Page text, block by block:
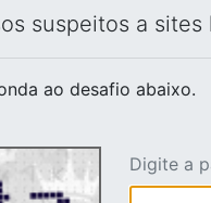
suspeitos a
ao desafio abaixo.
Digite a